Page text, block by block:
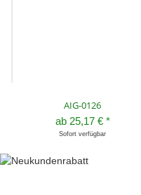
AIG-0126
ab 25,17 € *
Sofort verfügbar